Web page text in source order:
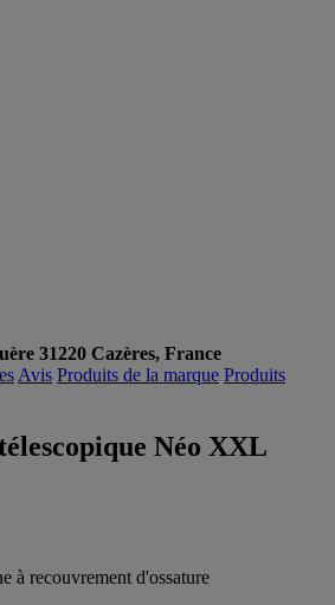
31220 Cazères, France
Avis Produits de la marque Produits
Néo XXL
à recouvrement d'ossature